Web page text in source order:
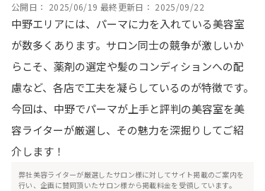
公開日： 2025/06/19 最終更新日： 2025/09/22
中野エリアには、パーマに力を入れている美容室
が数多くあります。サロン同士の競争が激しいか
らこそ、薬剤の選定や髪のコンディションへの配
慮など、各店で工夫を凝らしているのが特徴です。
今回は、中野でパーマが上手と評判の美容室を美
容ライターが厳選し、その魅力を深掘りしてご紹
介します！
弊社美容ライターが厳選したサロン様に対してサイト掲載のご案内を
行い、企画に賛同頂いたサロン様から掲載料金を受領しています。